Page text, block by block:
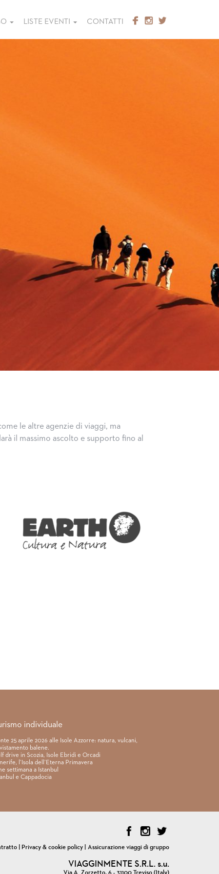
LISTE EVENTI CONTATTI
le altre agenzie di viaggi, ma
il massimo ascolto e supporto fino al
individuale
25 aprile 2026 alle Isole Azzorre: natura, vulcani,
balene.
drive in Scozia, Isole Ebridi e Orcadi
l’Isola dell’Eterna Primavera
settimana a Istanbul
e Cappadocia
Privacy & cookie policy Assicurazione viaggi di gruppo
VIAGGINMENTE S.R.L. s.u.